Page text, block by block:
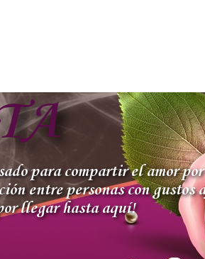
para compartir el amor
entre personas con
llegar hasta aquí!